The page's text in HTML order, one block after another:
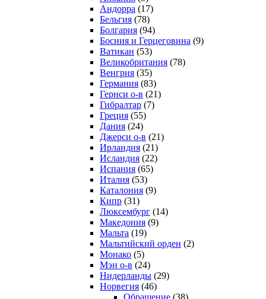
Андорра (17)
Бельгия (78)
Болгария (94)
Босния и Герцеговина (9)
Ватикан (53)
Великобритания (78)
Венгрия (35)
Германия (83)
Гернси о-в (21)
Гибралтар (7)
Греция (55)
Дания (24)
Джерси о-в (21)
Ирландия (21)
Исландия (22)
Испания (65)
Италия (53)
Каталония (9)
Кипр (31)
Люксембург (14)
Македония (9)
Мальта (19)
Мальтийский орден (2)
Монако (5)
Мэн о-в (24)
Нидерланды (29)
Норвегия (46)
Обращение (38)